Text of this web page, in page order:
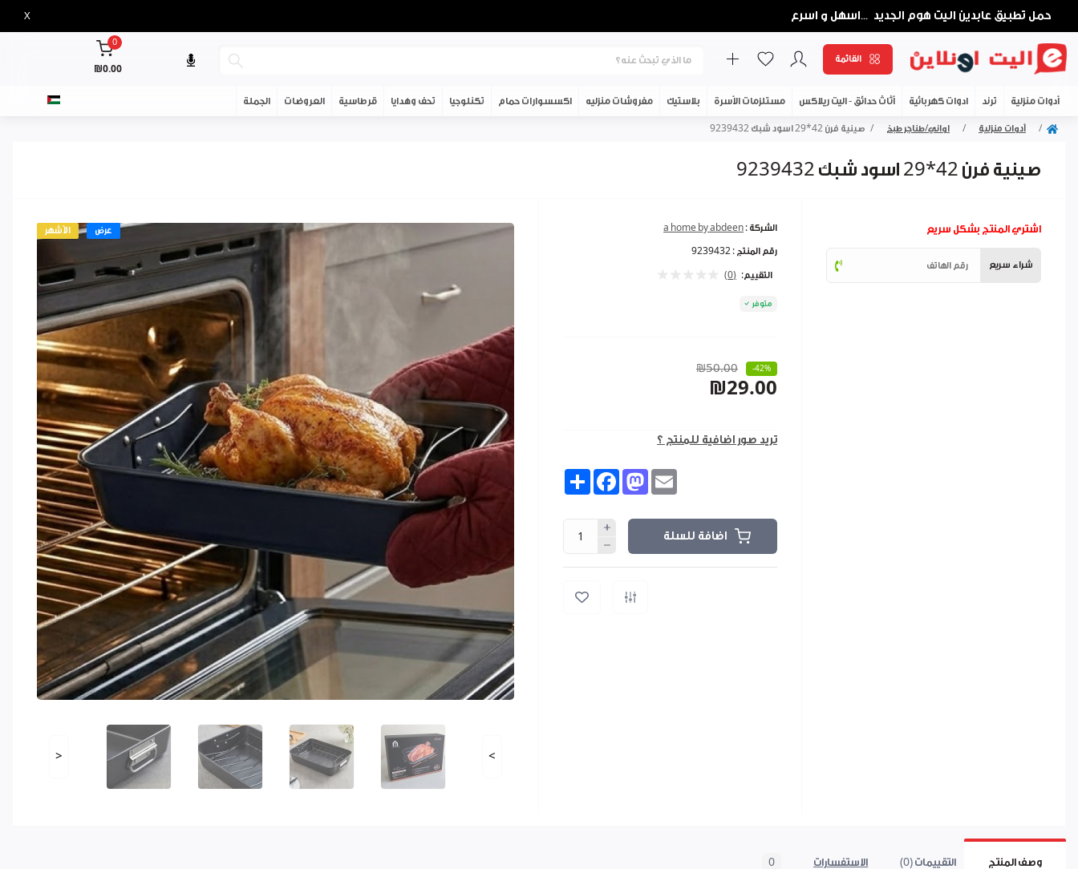
حمل تطبيق عابدين اليت هوم الجديد ...اسهل و اسرع X
القائمة
0
₪0.00
أدوات منزلية ترند ادوات كهربائية أثاث حدائق - اليت ريلاكس مستلزمات الأسرة بلاستيك مفروشات منزليه اكسسوارات حمام تكنلوجيا تحف وهدايا قرطاسية العروضات الجملة
أدوات منزلية اواني/طناجر طبخ صينية فرن 42*29 اسود شبك 9239432
صينية فرن 42*29 اسود شبك 9239432
الأشهر عرض
< >
الشركة : a home by abdeen
رقم المنتج : 9239432
التقييم: (0)
متوفر
₪50.00 -42%
₪29.00
تريد صور اضافية للمنتج ؟
Share FacebookMastodon
اضافة للسلة
اشتري المنتج بشكل سريع
شراء سريع
وصف المنتج التقييمات (0) الاستفسارات 0